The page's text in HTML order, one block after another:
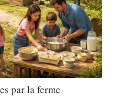
par la ferme